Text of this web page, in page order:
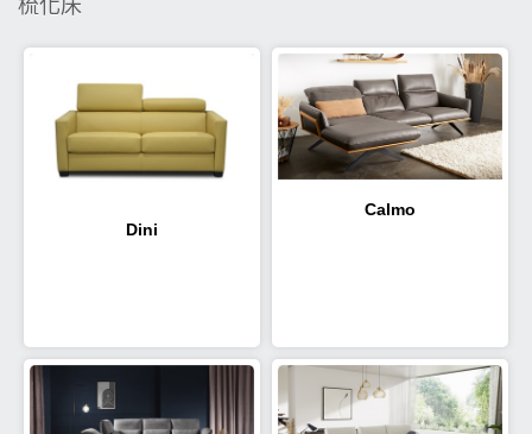
梳化床
Dini
Calmo